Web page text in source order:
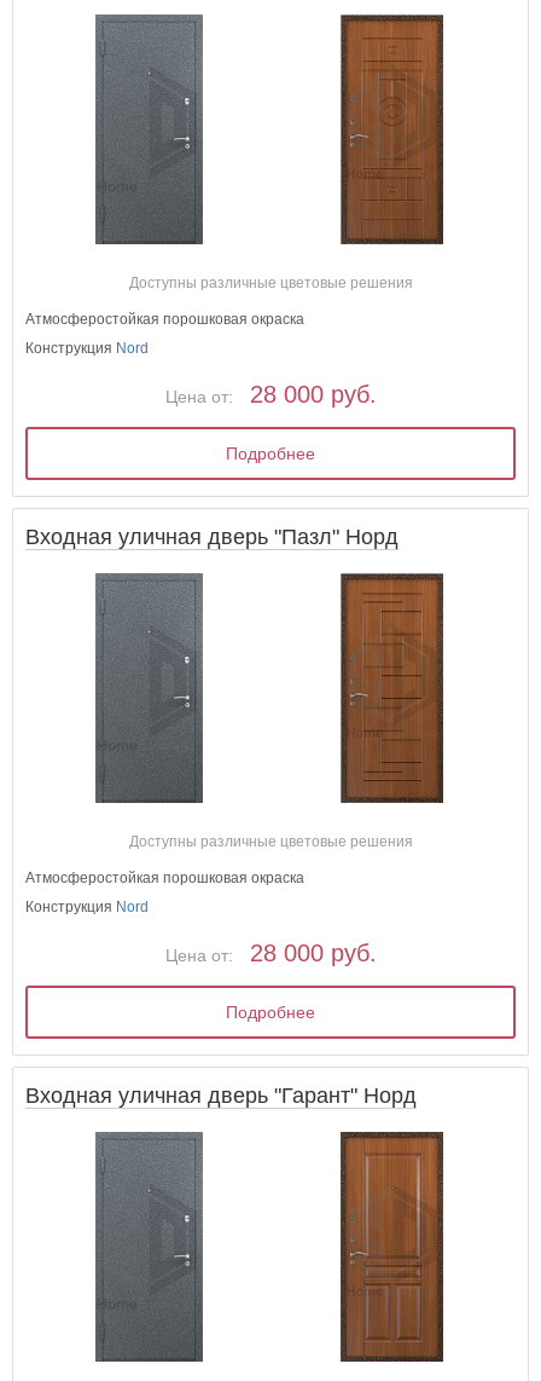
Доступны различные цветовые решения
Атмосферостойкая порошковая окраска
Конструкция Nord
Цена от: 28 000 руб.
Подробнее
Входная уличная дверь "Пазл" Норд
Доступны различные цветовые решения
Атмосферостойкая порошковая окраска
Конструкция Nord
Цена от: 28 000 руб.
Подробнее
Входная уличная дверь "Гарант" Норд